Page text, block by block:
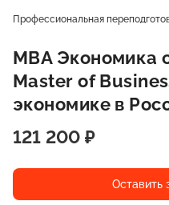
Профессиональная
МВА Экономика
Master of
экономике в
121 200 ₽
Оставить